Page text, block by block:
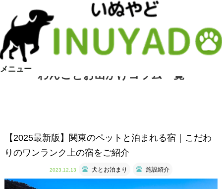
メニュー わんことお出かけコラム一覧
【2025最新版】関東のペットと泊まれる宿｜こだわ
りのワンランク上の宿をご紹介
2023.12.13 犬とお泊まり 施設紹介